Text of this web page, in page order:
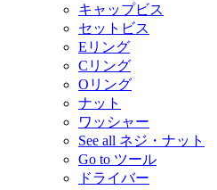
キャップビス
セットビス
Eリング
Cリング
Oリング
ナット
ワッシャー
See all ネジ・ナット
Go to ツール
ドライバー